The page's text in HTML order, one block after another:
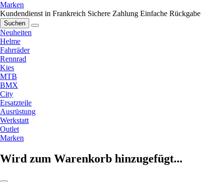
Marken
Kundendienst in Frankreich Sichere Zahlung Einfache Rückgabe
Suchen
Neuheiten
Helme
Fahrräder
Rennrad
Kies
MTB
BMX
City
Ersatzteile
Ausrüstung
Werkstatt
Outlet
Marken
Wird zum Warenkorb hinzugefügt...